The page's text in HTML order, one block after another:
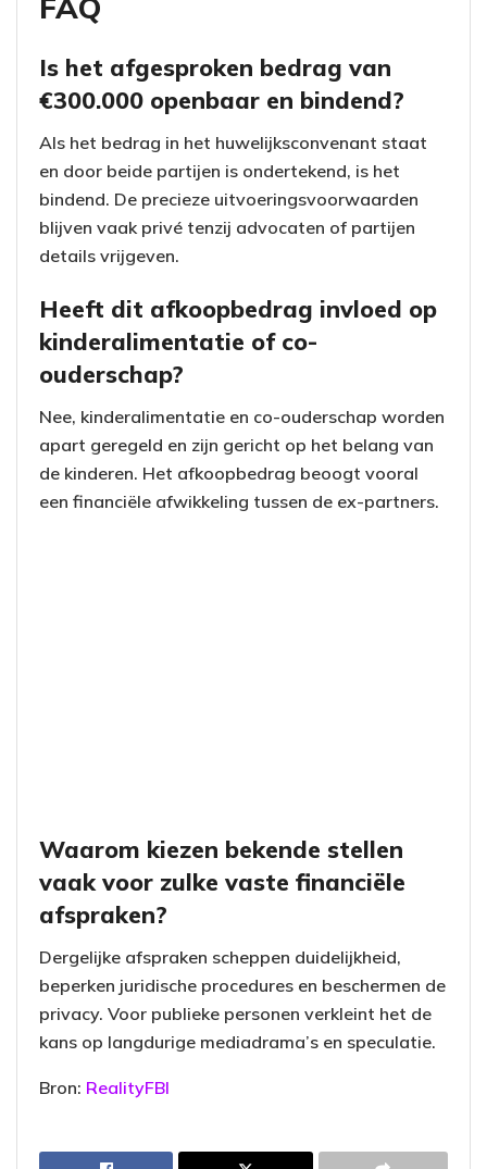
FAQ
Is het afgesproken bedrag van
€300.000 openbaar en bindend?
Als het bedrag in het huwelijksconvenant staat
en door beide partijen is ondertekend, is het
bindend. De precieze uitvoeringsvoorwaarden
blijven vaak privé tenzij advocaten of partijen
details vrijgeven.
Heeft dit afkoopbedrag invloed op
kinderalimentatie of co-
ouderschap?
Nee, kinderalimentatie en co-ouderschap worden
apart geregeld en zijn gericht op het belang van
de kinderen. Het afkoopbedrag beoogt vooral
een financiële afwikkeling tussen de ex-partners.
Waarom kiezen bekende stellen
vaak voor zulke vaste financiële
afspraken?
Dergelijke afspraken scheppen duidelijkheid,
beperken juridische procedures en beschermen de
privacy. Voor publieke personen verkleint het de
kans op langdurige mediadrama’s en speculatie.
Bron: RealityFBI